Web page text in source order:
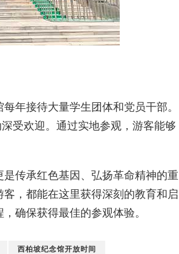
接待大量学生团体和党员干部。
受欢迎。通过实地参观，游客能够
传承红色基因、弘扬革命精神的重
，都能在这里获得深刻的教育和启
确保获得最佳的参观体验。
西柏坡纪念馆开放时间